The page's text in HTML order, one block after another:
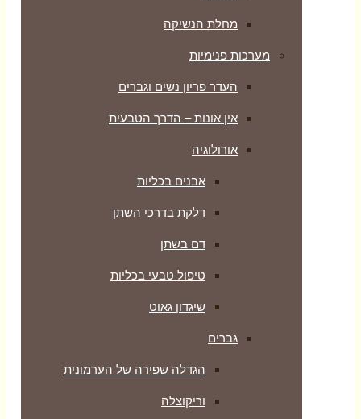
מחלת הנשיקה
מערכות פנימיות
העדר פריון נשים וגברים
אין אונות – הדרך הטבעית
אורולוגיה
אבנים בכליות
דלקת בדרכי השתן
דם בשתן
טיפול טבעי בכליות
שיגדון גאוט
גברים
הגדלה שפירה של הערמונית
וריקוצלה